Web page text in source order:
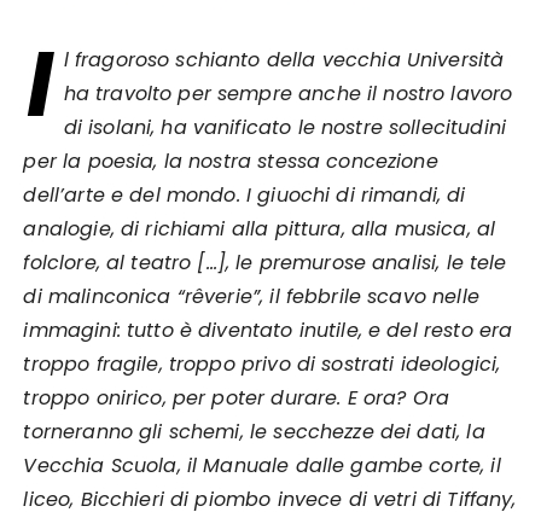
I l fragoroso schianto della vecchia Università
ha travolto per sempre anche il nostro lavoro
di isolani, ha vanificato le nostre sollecitudini
per la poesia, la nostra stessa concezione
dell’arte e del mondo. I giuochi di rimandi, di
analogie, di richiami alla pittura, alla musica, al
folclore, al teatro […], le premurose analisi, le tele
di malinconica “rêverie”, il febbrile scavo nelle
immagini: tutto è diventato inutile, e del resto era
troppo fragile, troppo privo di sostrati ideologici,
troppo onirico, per poter durare. E ora? Ora
torneranno gli schemi, le secchezze dei dati, la
Vecchia Scuola, il Manuale dalle gambe corte, il
liceo, Bicchieri di piombo invece di vetri di Tiffany,